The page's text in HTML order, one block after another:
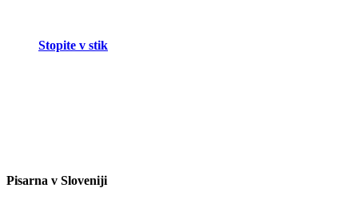
Stopite v stik
Pisarna v Sloveniji